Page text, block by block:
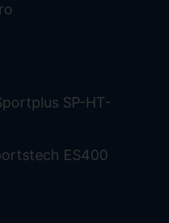
SP-HT-
ES400